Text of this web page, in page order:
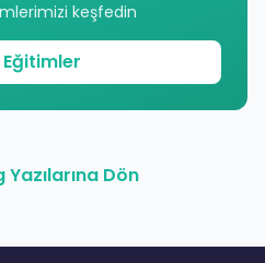
keşfedin
Yazılarına Dön